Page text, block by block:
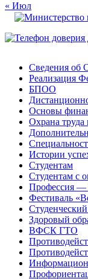
« Июл
Сведения об
Реализация
БПОО
Основы
Охрана труда
Истории
Студентам
Студентам с
Профессия —
Фестиваль
Здоровый
ВФСК ГТО